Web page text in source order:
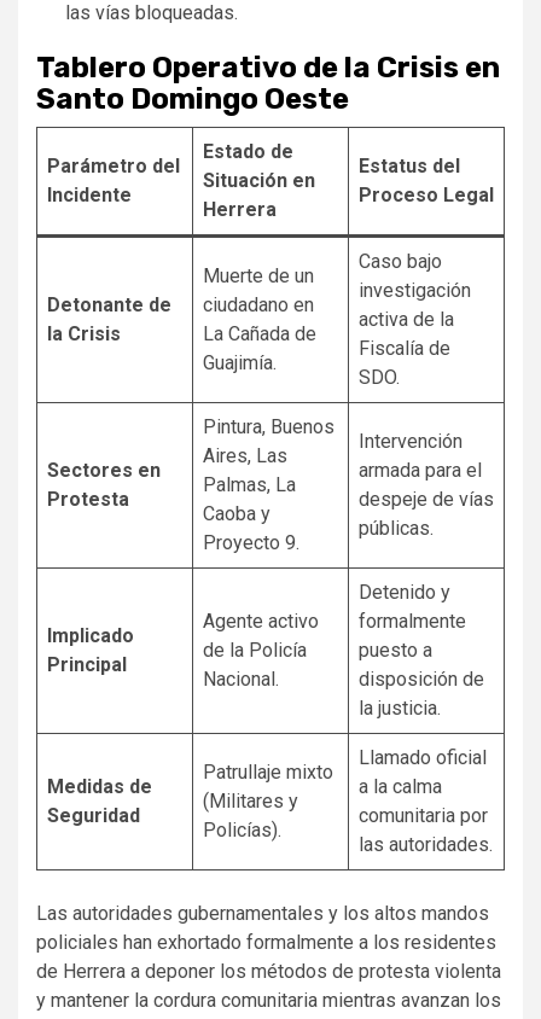
las vías bloqueadas.
Tablero Operativo de la Crisis en
Santo Domingo Oeste
Parámetro del
Incidente
Estado de
Situación en
Herrera
Estatus del
Proceso Legal
Detonante de
la Crisis
Muerte de un
ciudadano en
La Cañada de
Guajimía.
Caso bajo
investigación
activa de la
Fiscalía de
SDO.
Sectores en
Protesta
Pintura, Buenos
Aires, Las
Palmas, La
Caoba y
Proyecto 9.
Intervención
armada para el
despeje de vías
públicas.
Implicado
Principal
Agente activo
de la Policía
Nacional.
Detenido y
formalmente
puesto a
disposición de
la justicia.
Medidas de
Seguridad
Patrullaje mixto
(Militares y
Policías).
Llamado oficial
a la calma
comunitaria por
las autoridades.
Las autoridades gubernamentales y los altos mandos
policiales han exhortado formalmente a los residentes
de Herrera a deponer los métodos de protesta violenta
y mantener la cordura comunitaria mientras avanzan los